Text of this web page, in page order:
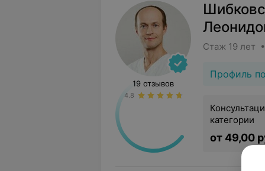
Стаж 19 лет
Профиль
19 отзывов
4.8
категории
от 49,00